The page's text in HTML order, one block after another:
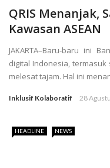
QRIS Menanjak,
Kawasan ASEAN
JAKARTA–Baru-baru ini
digital Indonesia, termasuk
melesat tajam. Hal ini
Inklusif Kolaboratif 28
HEADLINE NEWS